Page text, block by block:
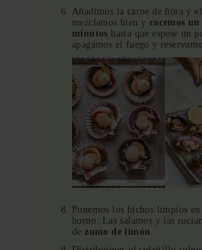
Añadimos la carne de ñora y
mezclamos bien y cocemos
minutos hasta que espese un
apagamos el fuego y
Ponemos los bichos limpios
horno. Las salamos y las
dezumo de limón.